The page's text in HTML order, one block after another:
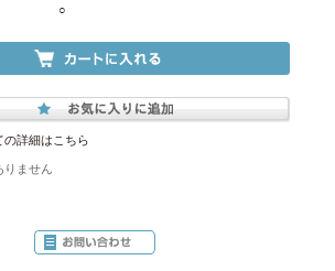
○
の詳細はこちら
りません